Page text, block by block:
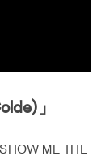
」
ME THE